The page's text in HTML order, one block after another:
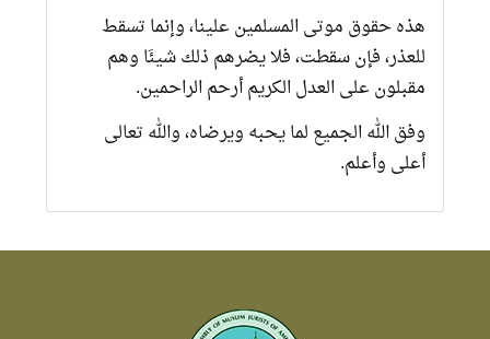
هذه حقوق موتى المسلمين علينا، وإنما تسقط
للعذر، فإن سقطت، فلا يضرهم ذلك شيئَا وهم
مقبلون على العدل الكريم أرحم الراحمين.
وفق الله الجميع لما يحبه ويرضاه، والله تعالى
أعلى وأعلم.